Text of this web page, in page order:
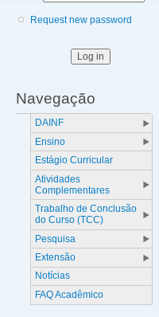
Request new password
Navegação
DAINF
Ensino
Estágio Curricular
Atividades
Complementares
Trabalho de Conclusão
do Curso (TCC)
Pesquisa
Extensão
Notícias
FAQ Acadêmico